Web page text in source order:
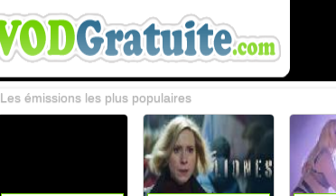
Les émissions les plus populaires